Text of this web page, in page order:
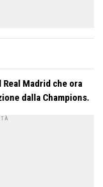
Madrid che ora
dalla Champions.